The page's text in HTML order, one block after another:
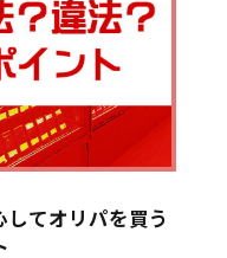
てオリパを買う